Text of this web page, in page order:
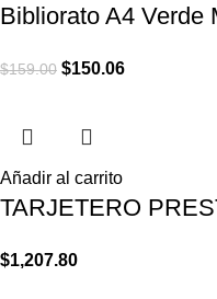
Bibliorato A4 Verde
$159.00 $150.06
Añadir al carrito
TARJETERO
$1,207.80